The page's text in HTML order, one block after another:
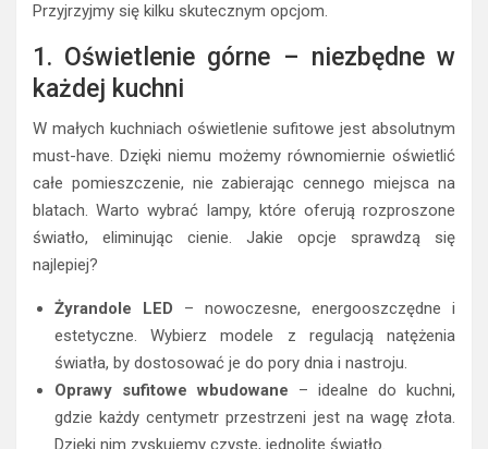
Przyjrzyjmy się kilku skutecznym opcjom.
1. Oświetlenie górne – niezbędne w
każdej kuchni
W małych kuchniach oświetlenie sufitowe jest absolutnym
must-have. Dzięki niemu możemy równomiernie oświetlić
całe pomieszczenie, nie zabierając cennego miejsca na
blatach. Warto wybrać lampy, które oferują rozproszone
światło, eliminując cienie. Jakie opcje sprawdzą się
najlepiej?
Żyrandole LED – nowoczesne, energooszczędne i
estetyczne. Wybierz modele z regulacją natężenia
światła, by dostosować je do pory dnia i nastroju.
Oprawy sufitowe wbudowane – idealne do kuchni,
gdzie każdy centymetr przestrzeni jest na wagę złota.